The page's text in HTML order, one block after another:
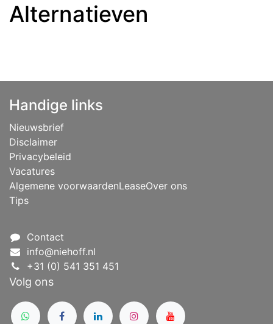
Alternatieven
Handige links
Nieuwsbrief
Disclaimer
Privacybeleid
Vacatures
Algemene voorwaardenLeaseOver ons
Tips
Contact
info@niehoff.nl
+31 (0) 541 351 451
Volg ons